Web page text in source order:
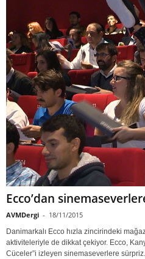
Ecco’dan
AVMDergi - 18/11/2015
Danimarkalı Ecco hızla zincirindeki
aktiviteleriyle de dikkat çekiyor. Ecco,
Cüceler”i izleyen sinemaseverlere